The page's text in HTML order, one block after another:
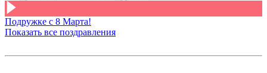
Подружке с 8 Марта!
Показать все поздравления